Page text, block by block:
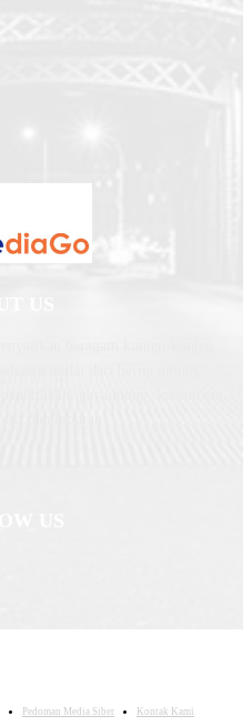
Pedoman Media Siber
Kontak Kami